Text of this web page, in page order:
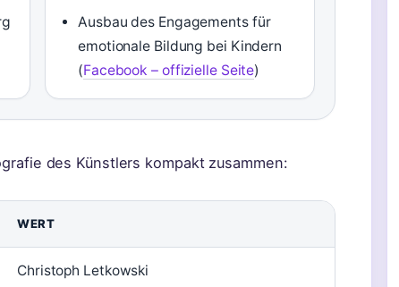
Ausbau des Engagements für
emotionale Bildung bei Kindern
(Facebook – offizielle Seite)
des Künstlers kompakt zusammen:
WERT
Christoph Letkowski